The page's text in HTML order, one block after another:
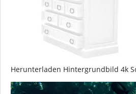
Herunterladen Hintergrundbild 4k